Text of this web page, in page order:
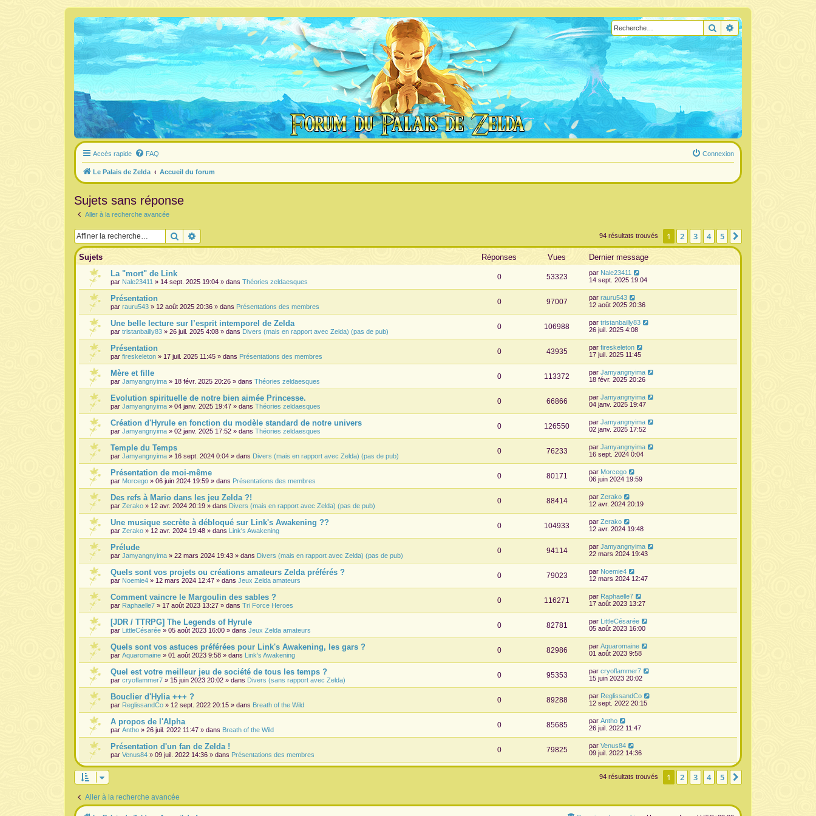
RechercherRecherche avancée
Accès rapide FAQ Connexion
Le Palais de Zelda Accueil du forum
Sujets sans réponse
Aller à la recherche avancée
Rechercher 94 résultats trouvés 1 2 3 4 5
Sujets Réponses Vues
Dernier message
La "mort" de Link
par Nale23411 » 14 sept. 2025 19:04 » dans Théories zeldaesques
0 53323 par Nale23411
14 sept. 2025 19:04
Présentation
par rauru543 » 12 août 2025 20:36 » dans Présentations des membres
0 97007 par rauru543
12 août 2025 20:36
Une belle lecture sur l’esprit intemporel de Zelda
par tristanbailly83 » 26 juil. 2025 4:08 » dans Divers (mais en rapport avec Zelda) (pas de pub)
0 106988 par tristanbailly83
26 juil. 2025 4:08
Présentation
par fireskeleton » 17 juil. 2025 11:45 » dans Présentations des membres
0 43935 par fireskeleton
17 juil. 2025 11:45
Mère et fille
par Jamyangnyima » 18 févr. 2025 20:26 » dans Théories zeldaesques
0 113372 par Jamyangnyima
18 févr. 2025 20:26
Evolution spirituelle de notre bien aimée Princesse.
par Jamyangnyima » 04 janv. 2025 19:47 » dans Théories zeldaesques
0 66866 par Jamyangnyima
04 janv. 2025 19:47
Création d'Hyrule en fonction du modèle standard de notre univers
par Jamyangnyima » 02 janv. 2025 17:52 » dans Théories zeldaesques
0 126550 par Jamyangnyima
02 janv. 2025 17:52
Temple du Temps
par Jamyangnyima » 16 sept. 2024 0:04 » dans Divers (mais en rapport avec Zelda) (pas de pub)
0 76233 par Jamyangnyima
16 sept. 2024 0:04
Présentation de moi-même
par Morcego » 06 juin 2024 19:59 » dans Présentations des membres
0 80171 par Morcego
06 juin 2024 19:59
Des refs à Mario dans les jeu Zelda ?!
par Zerako » 12 avr. 2024 20:19 » dans Divers (mais en rapport avec Zelda) (pas de pub)
0 88414 par Zerako
12 avr. 2024 20:19
Une musique secrète à débloqué sur Link's Awakening ??
par Zerako » 12 avr. 2024 19:48 » dans Link's Awakening
0 104933 par Zerako
12 avr. 2024 19:48
Prélude
par Jamyangnyima » 22 mars 2024 19:43 » dans Divers (mais en rapport avec Zelda) (pas de pub)
0 94114 par Jamyangnyima
22 mars 2024 19:43
Quels sont vos projets ou créations amateurs Zelda préférés ?
par Noemie4 » 12 mars 2024 12:47 » dans Jeux Zelda amateurs
0 79023 par Noemie4
12 mars 2024 12:47
Comment vaincre le Margoulin des sables ?
par Raphaelle7 » 17 août 2023 13:27 » dans Tri Force Heroes
0 116271 par Raphaelle7
17 août 2023 13:27
[JDR / TTRPG] The Legends of Hyrule
par LittleCésarée » 05 août 2023 16:00 » dans Jeux Zelda amateurs
0 82781 par LittleCésarée
05 août 2023 16:00
Quels sont vos astuces préférées pour Link's Awakening, les gars ?
par Aquaromaine » 01 août 2023 9:58 » dans Link's Awakening
0 82986 par Aquaromaine
01 août 2023 9:58
Quel est votre meilleur jeu de société de tous les temps ?
par cryoflammer7 » 15 juin 2023 20:02 » dans Divers (sans rapport avec Zelda)
0 95353 par cryoflammer7
15 juin 2023 20:02
Bouclier d'Hylia +++ ?
par ReglissandCo » 12 sept. 2022 20:15 » dans Breath of the Wild
0 89288 par ReglissandCo
12 sept. 2022 20:15
A propos de l'Alpha
par Antho » 26 juil. 2022 11:47 » dans Breath of the Wild
0 85685 par Antho
26 juil. 2022 11:47
Présentation d'un fan de Zelda !
par Venus84 » 09 juil. 2022 14:36 » dans Présentations des membres
0 79825 par Venus84
09 juil. 2022 14:36
94 résultats trouvés 1 2 3 4 5
Aller à la recherche avancée